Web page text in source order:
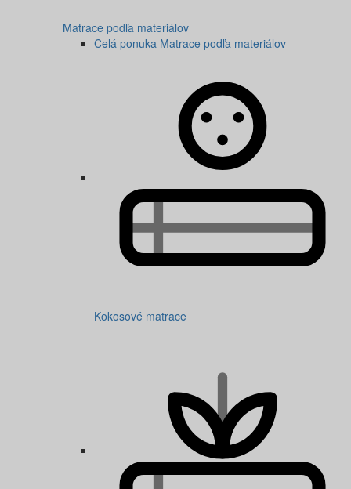
Matrace podľa materiálov
Celá ponuka Matrace podľa materiálov
Kokosové matrace